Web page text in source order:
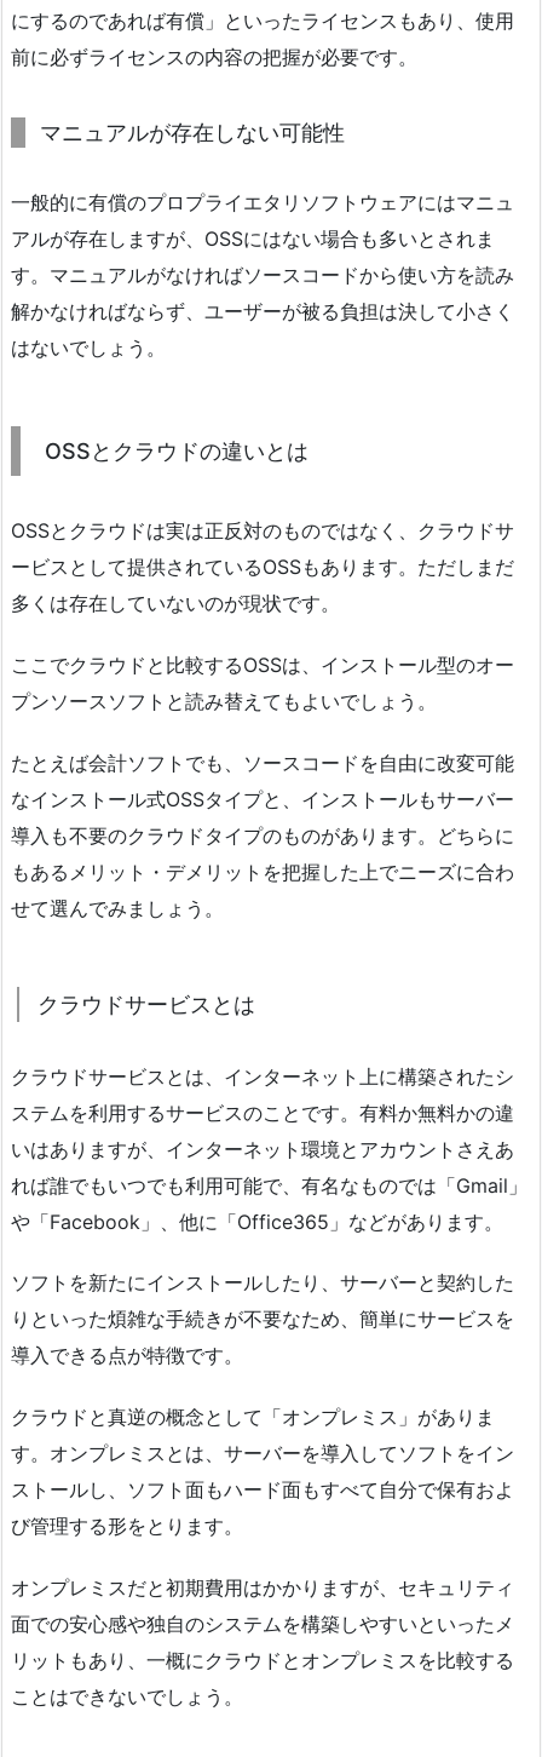
にするのであれば有償」といったライセンスもあり、使用
前に必ずライセンスの内容の把握が必要です。
マニュアルが存在しない可能性
一般的に有償のプロプライエタリソフトウェアにはマニュ
アルが存在しますが、OSSにはない場合も多いとされま
す。マニュアルがなければソースコードから使い方を読み
解かなければならず、ユーザーが被る負担は決して小さく
はないでしょう。
OSSとクラウドの違いとは
OSSとクラウドは実は正反対のものではなく、クラウドサ
ービスとして提供されているOSSもあります。ただしまだ
多くは存在していないのが現状です。
ここでクラウドと比較するOSSは、インストール型のオー
プンソースソフトと読み替えてもよいでしょう。
たとえば会計ソフトでも、ソースコードを自由に改変可能
なインストール式OSSタイプと、インストールもサーバー
導入も不要のクラウドタイプのものがあります。どちらに
もあるメリット・デメリットを把握した上でニーズに合わ
せて選んでみましょう。
クラウドサービスとは
クラウドサービスとは、インターネット上に構築されたシ
ステムを利用するサービスのことです。有料か無料かの違
いはありますが、インターネット環境とアカウントさえあ
れば誰でもいつでも利用可能で、有名なものでは「Gmail」
や「Facebook」、他に「Office365」などがあります。
ソフトを新たにインストールしたり、サーバーと契約した
りといった煩雑な手続きが不要なため、簡単にサービスを
導入できる点が特徴です。
クラウドと真逆の概念として「オンプレミス」がありま
す。オンプレミスとは、サーバーを導入してソフトをイン
ストールし、ソフト面もハード面もすべて自分で保有およ
び管理する形をとります。
オンプレミスだと初期費用はかかりますが、セキュリティ
面での安心感や独自のシステムを構築しやすいといったメ
リットもあり、一概にクラウドとオンプレミスを比較する
ことはできないでしょう。